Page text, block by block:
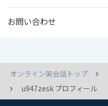
お問い合わせ
オンライン英会話トップ
u947zesk プロフィール